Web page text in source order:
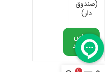
(صندوق
دار)
تماس
بگیرید